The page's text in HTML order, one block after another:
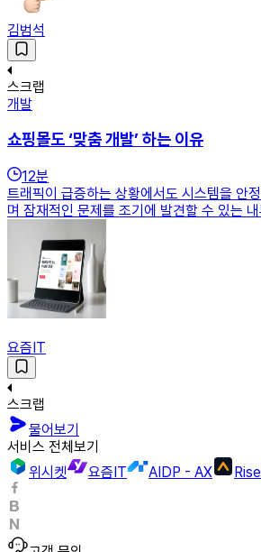
김범석
스크랩
개발
쇼핑몰도 ‘맞춤 개발’ 하는 이유
12분
트래픽이 급증하는 상황에서도 시스템을 안
며 잠재적인 문제를 조기에 발견할 수 있는
요즘IT
스크랩
물어보기
서비스 전체보기
위시켓
요즘IT AIDP - AX